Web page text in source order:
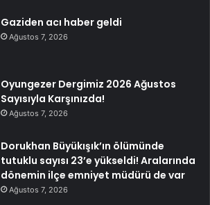
Gaziden acı haber geldi
Ağustos 7, 2026
Oyungezer Dergimiz 2026 Ağustos
Sayısıyla Karşınızda!
Ağustos 7, 2026
Dorukhan Büyükışık’ın ölümünde
tutuklu sayısı 23’e yükseldi! Aralarında
dönemin ilçe emniyet müdürü de var
Ağustos 7, 2026